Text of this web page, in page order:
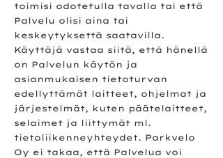
toimisi odotetulla tavalla tai että
Palvelu olisi aina tai
keskeytyksettä saatavilla.
Käyttäjä vastaa siitä, että hänellä
on Palvelun käytön ja
asianmukaisen tietoturvan
edellyttämät laitteet, ohjelmat ja
järjestelmät, kuten päätelaitteet,
selaimet ja liittymät ml.
tietoliikenneyhteydet. Parkvelo
Oy ei takaa, että Palvelua voi